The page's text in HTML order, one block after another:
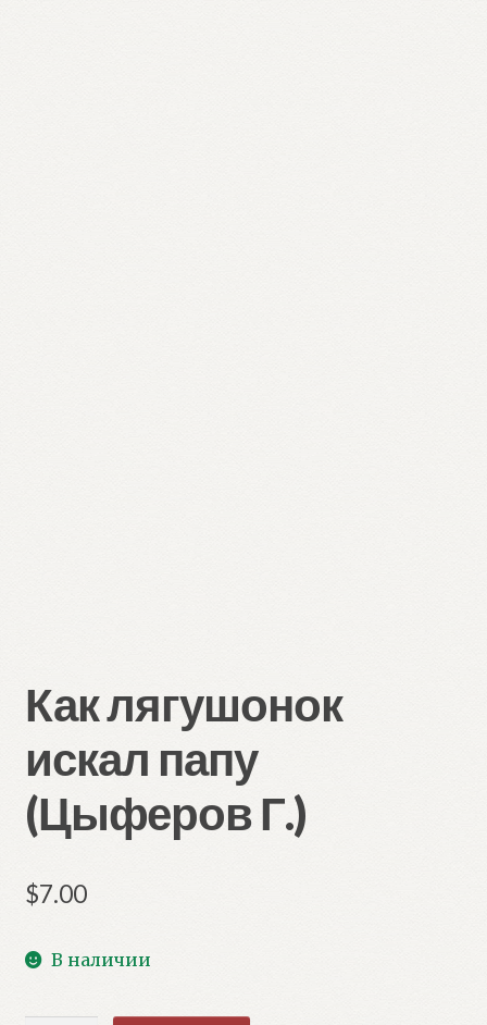
Как лягушонок
искал папу
(Цыферов Г.)
$7.00
В наличии